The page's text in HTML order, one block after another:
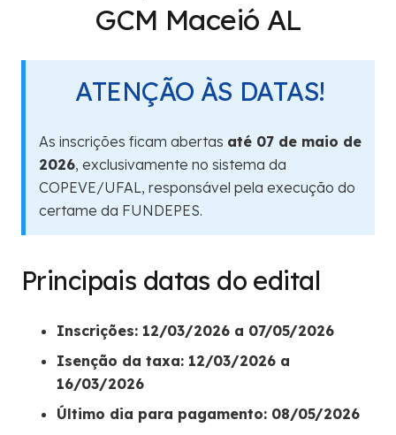
GCM Maceió AL
ATENÇÃO ÀS DATAS!
As inscrições ficam abertas até 07 de maio de
2026, exclusivamente no sistema da
COPEVE/UFAL, responsável pela execução do
certame da FUNDEPES.
Principais datas do edital
Inscrições: 12/03/2026 a 07/05/2026
Isenção da taxa: 12/03/2026 a
16/03/2026
Último dia para pagamento: 08/05/2026